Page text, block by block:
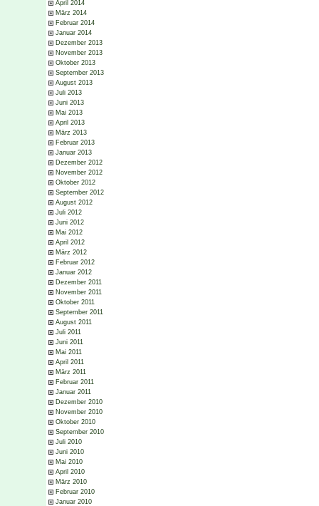
April 2014
März 2014
Februar 2014
Januar 2014
Dezember 2013
November 2013
Oktober 2013
September 2013
August 2013
Juli 2013
Juni 2013
Mai 2013
April 2013
März 2013
Februar 2013
Januar 2013
Dezember 2012
November 2012
Oktober 2012
September 2012
August 2012
Juli 2012
Juni 2012
Mai 2012
April 2012
März 2012
Februar 2012
Januar 2012
Dezember 2011
November 2011
Oktober 2011
September 2011
August 2011
Juli 2011
Juni 2011
Mai 2011
April 2011
März 2011
Februar 2011
Januar 2011
Dezember 2010
November 2010
Oktober 2010
September 2010
Juli 2010
Juni 2010
Mai 2010
April 2010
März 2010
Februar 2010
Januar 2010